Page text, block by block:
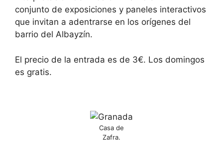
conjunto de exposiciones y paneles interactivos
que invitan a adentrarse en los orígenes del
barrio del Albayzín.
El precio de la entrada es de 3€. Los domingos
es gratis.
Casa de
Zafra.